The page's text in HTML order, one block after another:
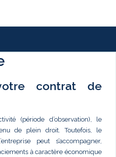
contrat de
(période d’observation), le
de plein droit. Toutefois, le
peut s’accompagner,
à caractère économique